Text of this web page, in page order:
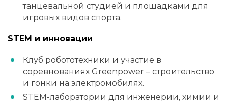
танцевальной студией и площадками для
игровых видов спорта.
STEM и инновации
Клуб робототехники и участие в
соревнованиях Greenpower – строительство
и гонки на электромобилях.
STEM-лаборатории для инженерии, химии и